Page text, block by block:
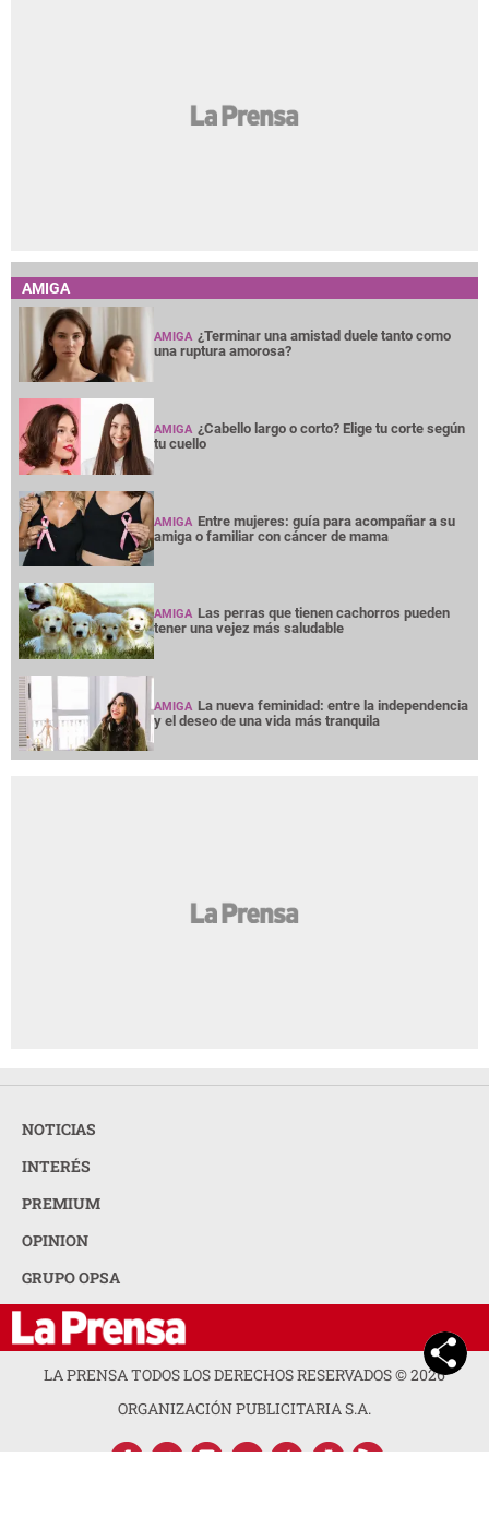
AMIGA
AMIGA ¿Terminar una amistad duele tanto como
una ruptura amorosa?
AMIGA ¿Cabello largo o corto? Elige tu corte según
tu cuello
AMIGA Entre mujeres: guía para acompañar a su
amiga o familiar con cáncer de mama
AMIGA Las perras que tienen cachorros pueden
tener una vejez más saludable
AMIGA La nueva feminidad: entre la independencia
y el deseo de una vida más tranquila
NOTICIAS
INTERÉS
PREMIUM
OPINION
GRUPO OPSA
LA PRENSA TODOS LOS DERECHOS RESERVADOS ©2026
ORGANIZACIÓN PUBLICITARIA S.A.